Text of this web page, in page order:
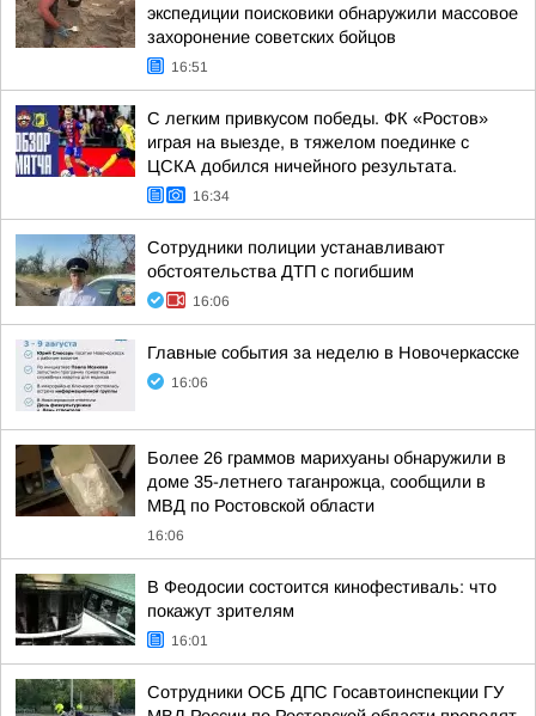
экспедиции поисковики обнаружили массовое
захоронение советских бойцов
16:51
С легким привкусом победы. ФК «Ростов»
играя на выезде, в тяжелом поединке с
ЦСКА добился ничейного результата.
16:34
Сотрудники полиции устанавливают
обстоятельства ДТП с погибшим
16:06
Главные события за неделю в Новочеркасске
16:06
Более 26 граммов марихуаны обнаружили в
доме 35-летнего таганрожца, сообщили в
МВД по Ростовской области
16:06
В Феодосии состоится кинофестиваль: что
покажут зрителям
16:01
Сотрудники ОСБ ДПС Госавтоинспекции ГУ